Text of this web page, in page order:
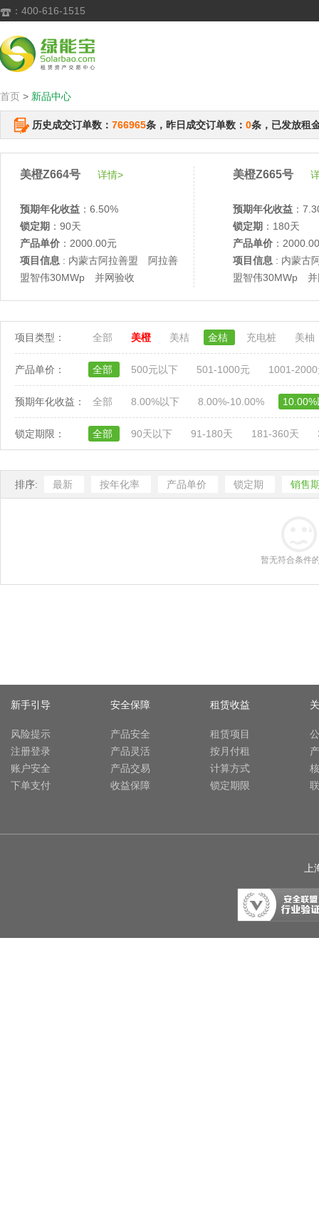
 ：400-616-1515
首页 > 新品中心
历史成交订单数： 766965条，昨日成交订单数： 0条，已发放租
美橙Z664号 详情>
预期年化收益 ：6.50%
锁定期 ：90天
产品单价 ：2000.00元
项目信息 : 内蒙古阿拉善盟 阿拉善
盟智伟30MWp 并网验收
美橙Z665号
预期年化收益 ：
锁定期 ：180天
产品单价 ：
项目信息 : 内蒙古
盟智伟30MWp 并
项目类型： 全部 美橙 美桔 金桔 充电桩 美柚
产品单价： 全部 500元以下 501-1000元 1001-
预期年化收益： 全部 8.00%以下 8.00%-10.00%
锁定期限： 全部 90天以下 91-180天 181-360天
排序: 最新 按年化率 产品单价 锁定期 销售
暂无符合条件
新手引导
风险提示
注册登录
账户安全
下单支付
安全保障
产品安全
产品灵活
产品交易
收益保障
租赁收益
租赁项目
按月付租
计算方式
锁定期限